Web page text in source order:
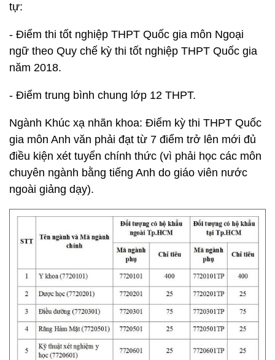
tự:
- Điểm thi tốt nghiệp THPT Quốc gia môn Ngoại
ngữ theo Quy chế kỳ thi tốt nghiệp THPT Quốc gia
năm 2018.
- Điểm trung bình chung lớp 12 THPT.
Ngành Khúc xạ nhãn khoa: Điểm kỳ thi THPT Quốc
gia môn Anh văn phải đạt từ 7 điểm trở lên mới đủ
điều kiện xét tuyển chính thức (vì phải học các môn
chuyên ngành bằng tiếng Anh do giáo viên nước
ngoài giảng dạy).